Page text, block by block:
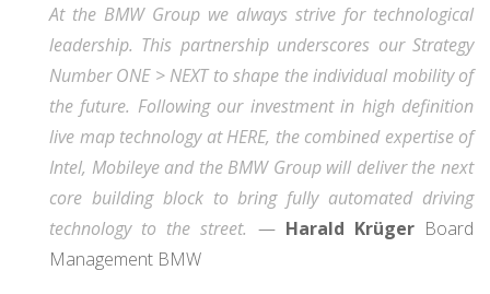
At the BMW Group we always strive for technological
leadership. This partnership underscores our Strategy
Number ONE > NEXT to shape the individual mobility of
the future. Following our investment in high definition
live map technology at HERE, the combined expertise of
Intel, Mobileye and the BMW Group will deliver the next
core building block to bring fully automated driving
technology to the street. — Harald Krüger Board
Management BMW